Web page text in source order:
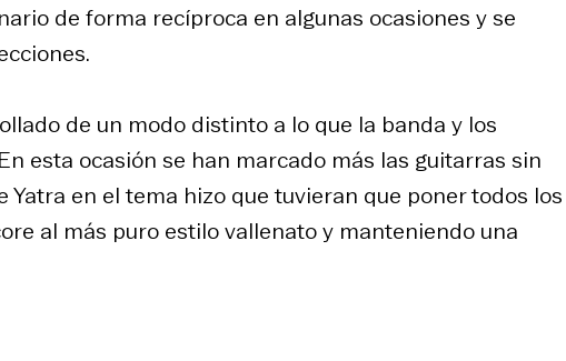
de forma recíproca en algunas ocasiones y se
de un modo distinto a lo que la banda y los
esta ocasión se han marcado más las guitarras sin
en el tema hizo que tuvieran que poner todos los
al más puro estilo vallenato y manteniendo una